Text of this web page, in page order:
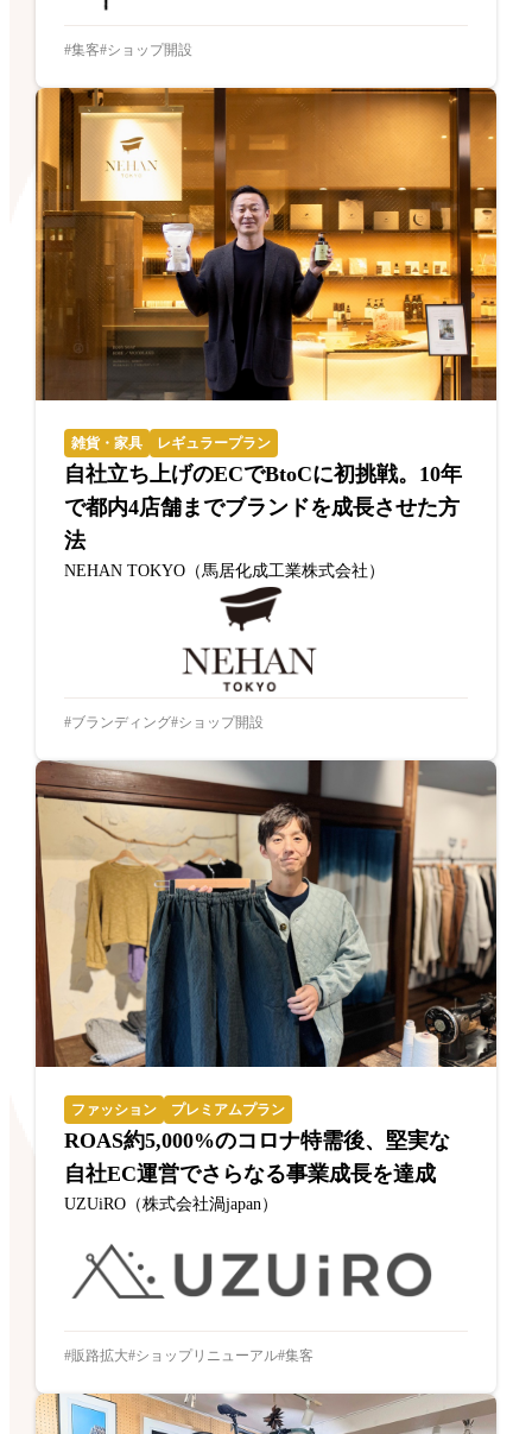
集客 ショップ開設
雑貨・家具 レギュラープラン
自社立ち上げのECでBtoCに初挑戦。10年
で都内4店舗までブランドを成長させた方
法
NEHAN TOKYO（馬居化成工業株式会社）
ブランディング ショップ開設
ファッション プレミアムプラン
ROAS約5,000%のコロナ特需後、堅実な
自社EC運営でさらなる事業成長を達成
UZUiRO（株式会社渦japan）
販路拡大 ショップリニューアル 集客